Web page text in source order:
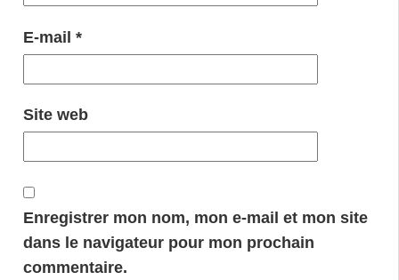
E-mail *
Site web
Enregistrer mon nom, mon e-mail et mon site
dans le navigateur pour mon prochain
commentaire.